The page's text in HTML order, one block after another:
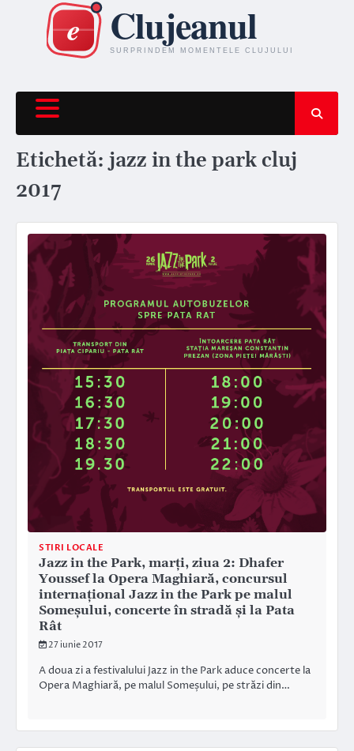
content
Etichetă:jazz in the park cluj
2017
STIRI LOCALE
Jazz in the Park, marți, ziua 2: Dhafer
Youssef la Opera Maghiară, concursul
internațional Jazz in the Park pe malul
Someșului, concerte în stradă și la Pata
Rât
27 iunie 2017
A doua zi a festivalului Jazz in the Park aduce concerte la
Opera Maghiară, pe malul Someșului, pe străzi din…